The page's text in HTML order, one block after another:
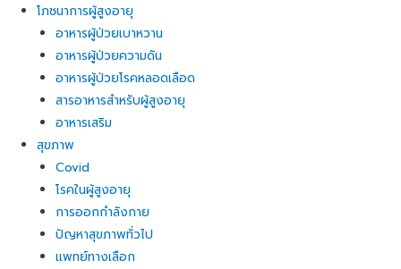
โภชนาการผู้สูงอายุ
อาหารผู้ป่วยเบาหวาน
อาหารผู้ป่วยความดัน
อาหารผู้ป่วยโรคหลอดเลือด
สารอาหารสำหรับผู้สูงอายุ
อาหารเสริม
สุขภาพ
Covid
โรคในผู้สูงอายุ
การออกกำลังกาย
ปัญหาสุขภาพทั่วไป
แพทย์ทางเลือก